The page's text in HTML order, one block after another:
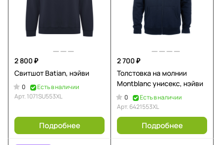
2 800 ₽
Свитшот Batian, нэйви
0
Есть в наличии
Арт. 1071SU553XL
Подробнее
2 700 ₽
Толстовка на молнии
Montblanc унисекс, нэйви
0
Есть в наличии
Арт. 6421553XL
Подробнее